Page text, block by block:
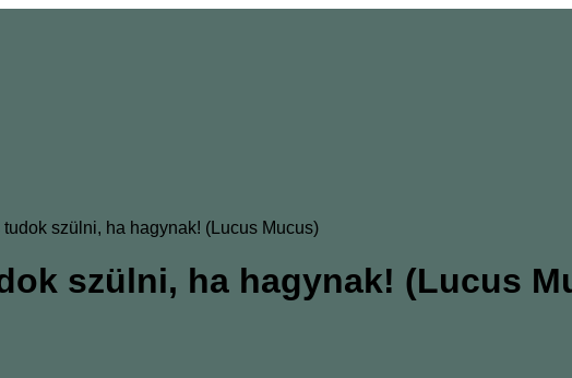
tudok szülni, ha hagynak! (Lucus Mucus)
szülni, ha hagynak! (Lucus